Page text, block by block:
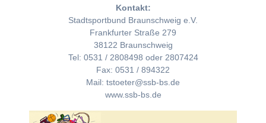
Kontakt:
Stadtsportbund Braunschweig e.V.
Frankfurter Straße 279
38122 Braunschweig
Tel: 0531 / 2808498 oder 2807424
Fax: 0531 / 894322
Mail: tstoeter@ssb-bs.de
www.ssb-bs.de